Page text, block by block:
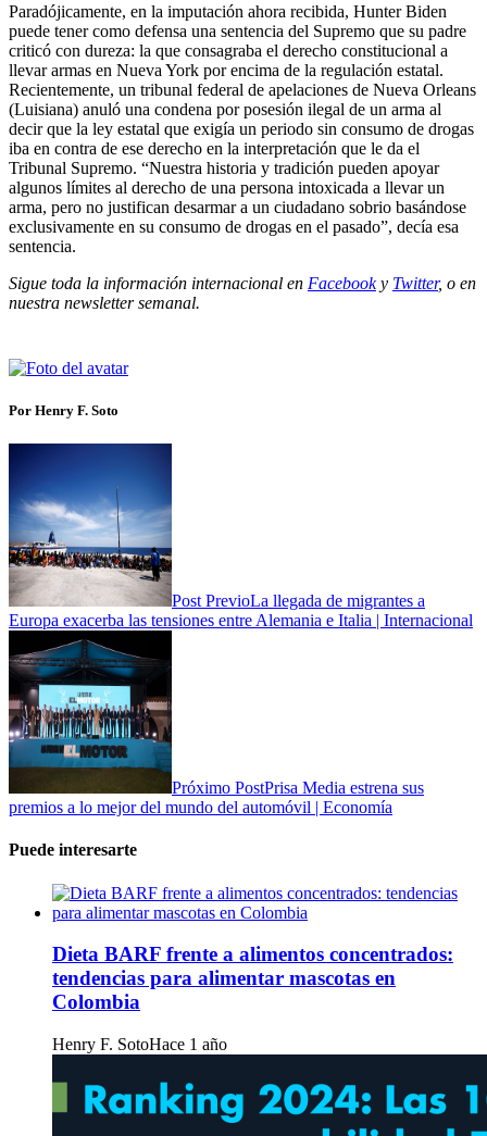
Paradójicamente, en la imputación ahora recibida, Hunter Biden
puede tener como defensa una sentencia del Supremo que su padre
criticó con dureza: la que consagraba el derecho constitucional a
llevar armas en Nueva York por encima de la regulación estatal.
Recientemente, un tribunal federal de apelaciones de Nueva Orleans
(Luisiana) anuló una condena por posesión ilegal de un arma al
decir que la ley estatal que exigía un periodo sin consumo de drogas
iba en contra de ese derecho en la interpretación que le da el
Tribunal Supremo. “Nuestra historia y tradición pueden apoyar
algunos límites al derecho de una persona intoxicada a llevar un
arma, pero no justifican desarmar a un ciudadano sobrio basándose
exclusivamente en su consumo de drogas en el pasado”, decía esa
sentencia.
Sigue toda la información internacional en Facebooky Twitter, o en
nuestra newsletter semanal.
Por Henry F. Soto
Post PrevioLa llegada de migrantes a
Europa exacerba las tensiones entre Alemania e Italia | Internacional
Próximo PostPrisa Media estrena sus
premios a lo mejor del mundo del automóvil | Economía
Puede interesarte
Dieta BARF frente a alimentos concentrados:
tendencias para alimentar mascotas en
Colombia
Henry F. SotoHace 1 año